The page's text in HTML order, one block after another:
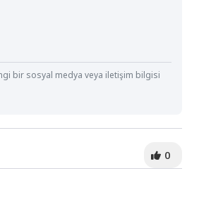
bir sosyal medya veya iletişim bilgisi
0